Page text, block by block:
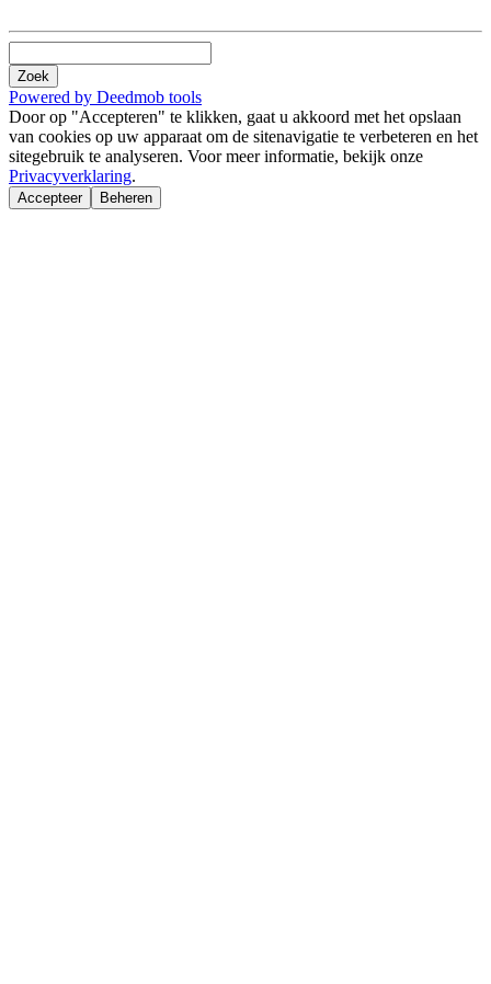
Zoek
Powered by Deedmob tools
Door op "Accepteren" te klikken, gaat u akkoord met het opslaan
van cookies op uw apparaat om de sitenavigatie te verbeteren en het
sitegebruik te analyseren. Voor meer informatie, bekijk onze
Privacyverklaring.
Accepteer Beheren